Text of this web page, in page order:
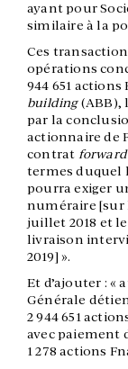
ayant pour
similaire à la
Ces
opérations
944 651 actions
building(ABB),
par la
actionnaire de
contrat
termes duquel
pourra exiger
numéraire [sur
juillet 2018 et
livraison
2019] ».
Et d’ajouter : «
Générale
2 944 651
avec paiement
1 278 actions